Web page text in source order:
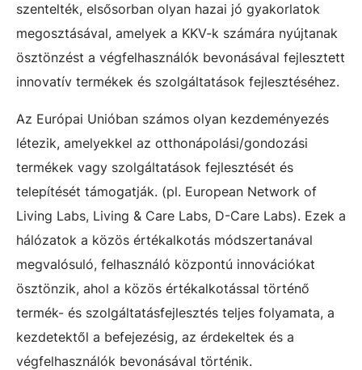
szentelték, elsősorban olyan hazai jó gyakorlatok
megosztásával, amelyek a KKV-k számára nyújtanak
ösztönzést a végfelhasználók bevonásával fejlesztett
innovatív termékek és szolgáltatások fejlesztéséhez.
Az Európai Unióban számos olyan kezdeményezés
létezik, amelyekkel az otthonápolási/gondozási
termékek vagy szolgáltatások fejlesztését és
telepítését támogatják. (pl. European Network of
Living Labs, Living & Care Labs, D-Care Labs). Ezek a
hálózatok a közös értékalkotás módszertanával
megvalósuló, felhasználó központú innovációkat
ösztönzik, ahol a közös értékalkotással történő
termék- és szolgáltatásfejlesztés teljes folyamata, a
kezdetektől a befejezésig, az érdekeltek és a
végfelhasználók bevonásával történik.